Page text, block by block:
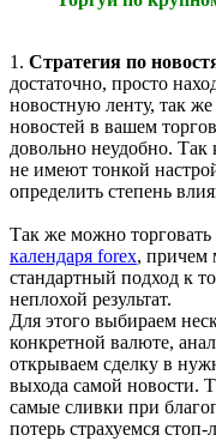
1. Стратегия по
достаточно, просто
новостную ленту, так
новостей в вашем
довольно неудобно. Так
не имеют тонкой
определить степень
Так же можно
календаря forex, причем
стандартный подход к
неплохой результат.
Для этого выбираем
конкретной валюте,
открываем сделку в
выхода самой новости.
самые сливки при
потерь страхуемся стоп-